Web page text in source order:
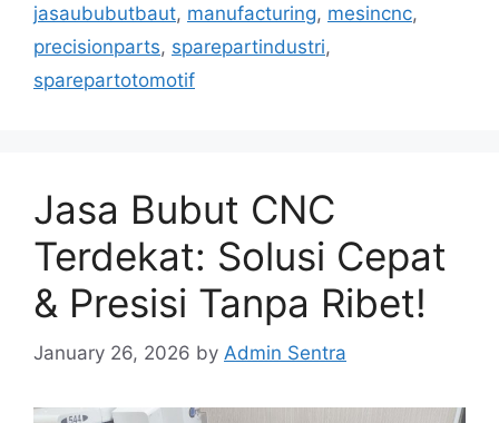
jasaububutbaut, manufacturing, mesincnc,
precisionparts, sparepartindustri,
sparepartotomotif
Jasa Bubut CNC
Terdekat: Solusi Cepat
& Presisi Tanpa Ribet!
January 26, 2026 by Admin Sentra